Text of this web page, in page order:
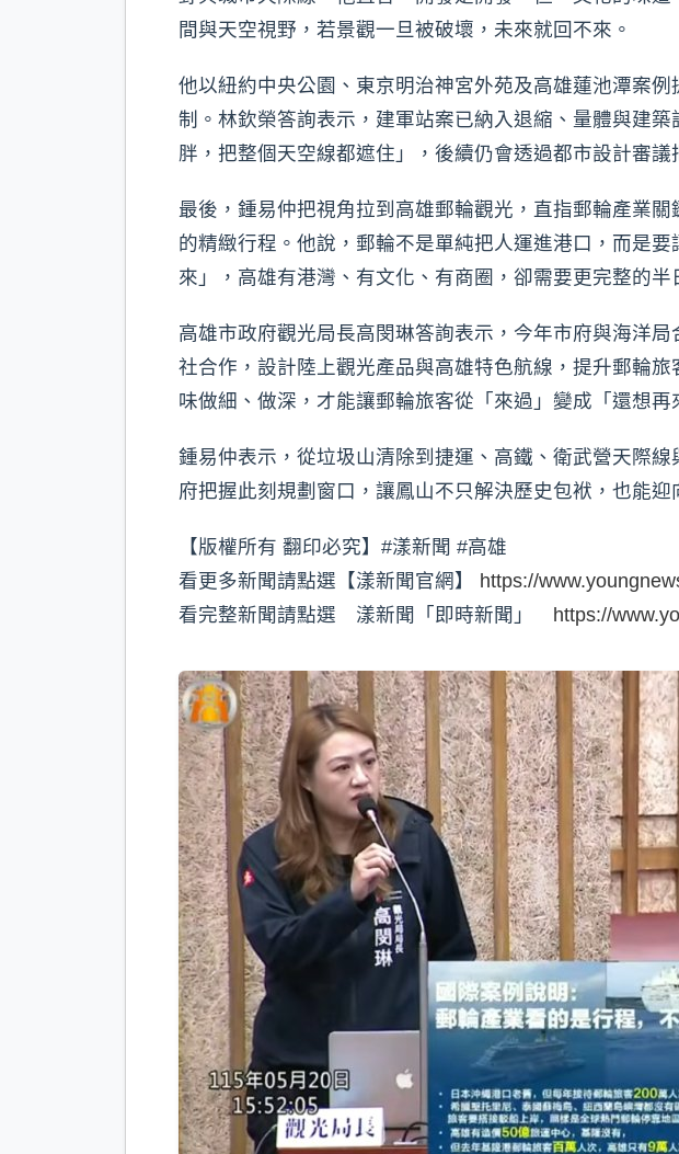
間與天空視野，若景觀一旦被破壞，未來就回不來。
他以紐約中央公園、東京明治神宮外苑及高雄蓮池潭案
制。林欽榮答詢表示，建軍站案已納入退縮、量體與建
胖，把整個天空線都遮住」，後續仍會透過都市設計審議
最後，鍾易仲把視角拉到高雄郵輪觀光，直指郵輪產業
的精緻行程。他說，郵輪不是單純把人運進港口，而是
來」，高雄有港灣、有文化、有商圈，卻需要更完整的半
高雄市政府觀光局長高閔琳答詢表示，今年市府與海洋
社合作，設計陸上觀光產品與高雄特色航線，提升郵輪
味做細、做深，才能讓郵輪旅客從「來過」變成「還想再
鍾易仲表示，從垃圾山清除到捷運、高鐵、衛武營天際
府把握此刻規劃窗口，讓鳳山不只解決歷史包袱，也能
【版權所有 翻印必究】#漾新聞 #高雄
看更多新聞請點選【漾新聞官網】 https://
看完整新聞請點選 漾新聞「即時新聞」 https://